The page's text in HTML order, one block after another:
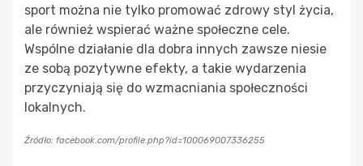
sport można nie tylko promować zdrowy styl życia,
ale również wspierać ważne społeczne cele.
Wspólne działanie dla dobra innych zawsze niesie
ze sobą pozytywne efekty, a takie wydarzenia
przyczyniają się do wzmacniania społeczności
lokalnych.
Źródło: facebook.com/profile.php?id=100069007336255